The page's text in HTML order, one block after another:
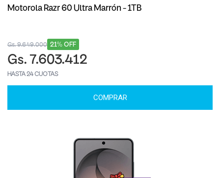
Motorola Razr 60 Ultra Marrón - 1TB
21% OFF
Gs. 9.649.000
Gs. 7.603.412
HASTA 24 CUOTAS
COMPRAR